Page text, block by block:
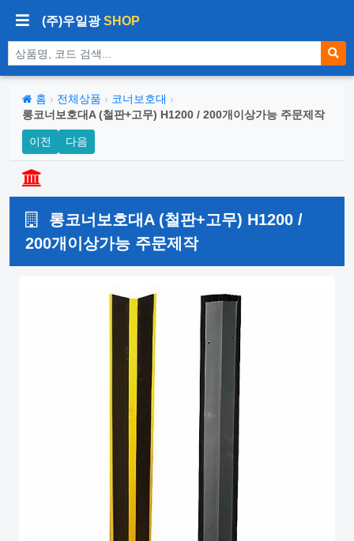
(주)우일광SHOP
상품 검색
홈 › 전체상품 › 코너보호대 ›
롱코너보호대A (철판+고무) H1200 / 200개이상가능 주문제작
이전 다음
롱코너보호대A (철판+고무) H1200 /
200개이상가능 주문제작